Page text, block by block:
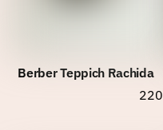
Berber Teppich Rachida
220